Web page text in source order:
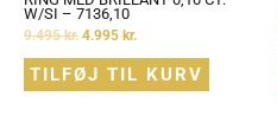
W/SI – 7136,10
9.495kr. 4.995 kr.
TILFØJ TIL KURV